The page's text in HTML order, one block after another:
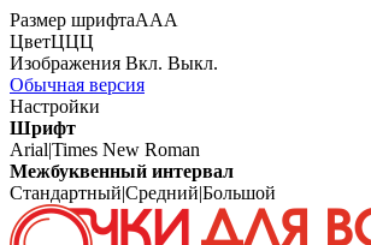
Размер шрифтаААА
ЦветЦЦЦ
Изображения Вкл. Выкл.
Обычная версия
Настройки
Шрифт
Arial|Times New Roman
Межбуквенный интервал
Стандартный|Средний|Большой